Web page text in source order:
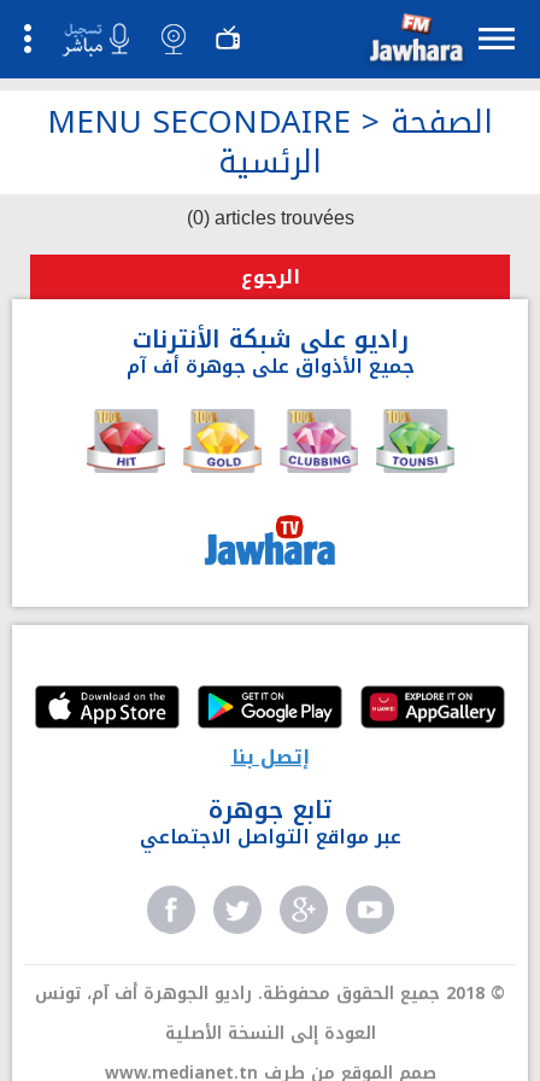
MENU SECONDAIRE > الصفحة
الرئسية
(0) articles trouvées
الرجوع
راديو على شبكة الأنترنات
جميع الأذواق على جوهرة أف آم
إتصل بنا
تابع جوهرة
عبر مواقع التواصل الاجتماعي
© 2018 جميع الحقوق محفوظة. راديو الجوهرة أف آم، تونس
العودة إلى النسخة الأصلية
www.medianet.tn صمم الموقع من طرف